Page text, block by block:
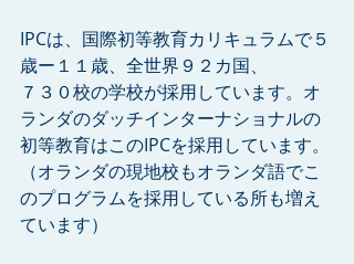
IPCは、国際初等教育カリキュラムで５
歳ー１１歳、全世界９２カ国、
７３０校の学校が採用しています。オ
ランダのダッチインターナショナルの
初等教育はこのIPCを採用しています。
（オランダの現地校もオランダ語でこ
のプログラムを採用している所も増え
ています）